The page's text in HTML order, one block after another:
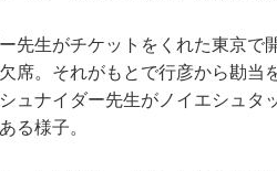
先生がチケットをくれた東京で
席。それがもとで行彦から勘
ュナイダー先生がノイエシュタ
る様子。